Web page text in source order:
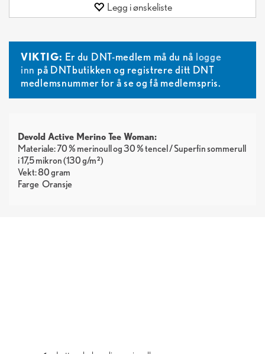
Legg i ønskeliste
VIKTIG: Er du DNT-medlem må du nå logge
inn på DNTbutikken og registrere ditt DNT
medlemsnummer for å se og få medlemspris.
Devold Active Merino Tee Woman:
Materiale: 70 % merinoull og 30 % tencel / Superfin sommerull
i 17,5 mikron (130 g/m²)
Vekt: 80 gram
Farge Oransje